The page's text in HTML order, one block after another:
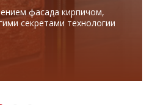
фасада кирпичом,
секретами технологии